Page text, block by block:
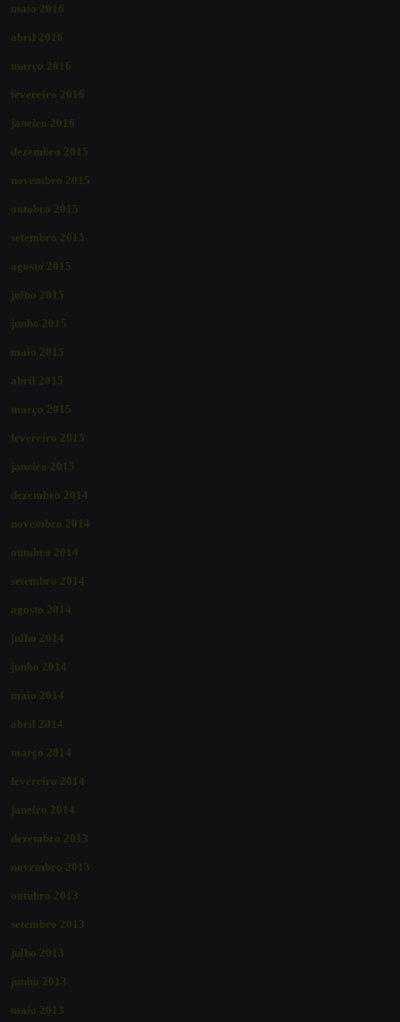
maio 2016
abril 2016
março 2016
fevereiro 2016
janeiro 2016
dezembro 2015
novembro 2015
outubro 2015
setembro 2015
agosto 2015
julho 2015
junho 2015
maio 2015
abril 2015
março 2015
fevereiro 2015
janeiro 2015
dezembro 2014
novembro 2014
outubro 2014
setembro 2014
agosto 2014
julho 2014
junho 2014
maio 2014
abril 2014
março 2014
fevereiro 2014
janeiro 2014
dezembro 2013
novembro 2013
outubro 2013
setembro 2013
julho 2013
junho 2013
maio 2013